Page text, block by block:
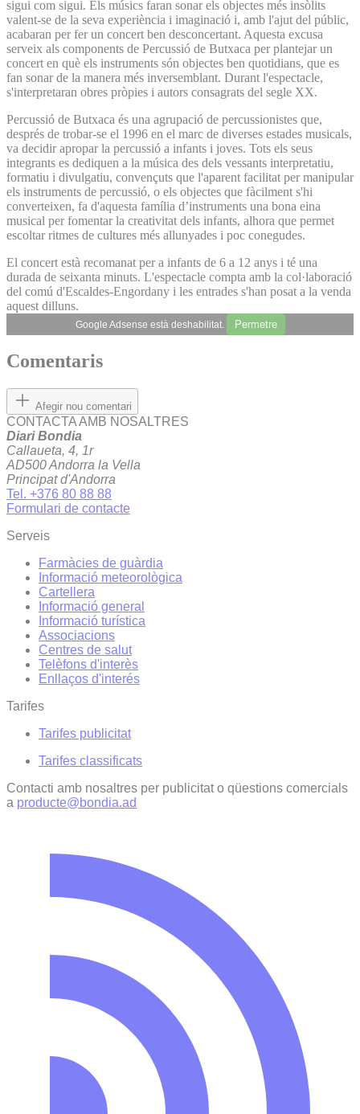
sigui com sigui. Els músics faran sonar els objectes més insòlits
valent-se de la seva experiència i imaginació i, amb l'ajut del públic,
acabaran per fer un concert ben desconcertant. Aquesta excusa
serveix als components de Percussió de Butxaca per plantejar un
concert en què els instruments són objectes ben quotidians, que es
fan sonar de la manera més inversemblant. Durant l'espectacle,
s'interpretaran obres pròpies i autors consagrats del segle XX.
Percussió de Butxaca és una agrupació de percussionistes que,
després de trobar-se el 1996 en el marc de diverses estades musicals,
va decidir apropar la percussió a infants i joves. Tots els seus
integrants es dediquen a la música des dels vessants interpretatiu,
formatiu i divulgatiu, convençuts que l'aparent facilitat per manipular
els instruments de percussió, o els objectes que fàcilment s'hi
converteixen, fa d'aquesta família d’instruments una bona eina
musical per fomentar la creativitat dels infants, alhora que permet
escoltar ritmes de cultures més allunyades i poc conegudes.
El concert està recomanat per a infants de 6 a 12 anys i té una
durada de seixanta minuts. L'espectacle compta amb la col·laboració
del comú d'Escaldes-Engordany i les entrades s'han posat a la venda
aquest dilluns.
Google Adsense està deshabilitat. Permetre
Comentaris
Afegir nou comentari
CONTACTA AMB NOSALTRES
Diari Bondia
Callaueta, 4, 1r
AD500 Andorra la Vella
Principat d'Andorra
Tel. +376 80 88 88
Formulari de contacte
Serveis
Farmàcies de guàrdia
Informació meteorològica
Cartellera
Informació general
Informació turística
Associacions
Centres de salut
Telèfons d'interès
Enllaços d'interés
Tarifes
Tarifes publicitat
Tarifes classificats
Contacti amb nosaltres per publicitat o qüestions comercials
a producte@bondia.ad